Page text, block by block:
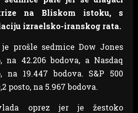
na Bliskom istoku, s
izraelsko-iranskog rata.
prošle sedmice Dow Jones
na 42.206 bodova, a Nasdaq
na 19.447 bodova. S&P 500
posto, na 5.967 bodova.
oprez jer je žestoko